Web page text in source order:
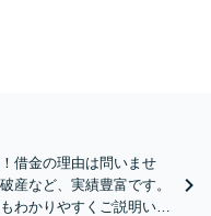
借金の理由は問いませ
産など、実績豊富です。
わかりやすくご説明いた